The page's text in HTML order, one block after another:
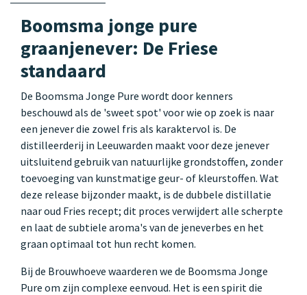
Boomsma jonge pure
graanjenever: De Friese
standaard
De Boomsma Jonge Pure wordt door kenners
beschouwd als de 'sweet spot' voor wie op zoek is naar
een jenever die zowel fris als karaktervol is. De
distilleerderij in Leeuwarden maakt voor deze jenever
uitsluitend gebruik van natuurlijke grondstoffen, zonder
toevoeging van kunstmatige geur- of kleurstoffen. Wat
deze release bijzonder maakt, is de dubbele distillatie
naar oud Fries recept; dit proces verwijdert alle scherpte
en laat de subtiele aroma's van de jeneverbes en het
graan optimaal tot hun recht komen.
Bij de Brouwhoeve waarderen we de Boomsma Jonge
Pure om zijn complexe eenvoud. Het is een spirit die